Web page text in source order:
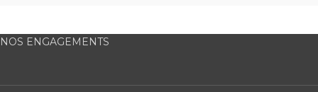
NOS ENGAGEMENTS